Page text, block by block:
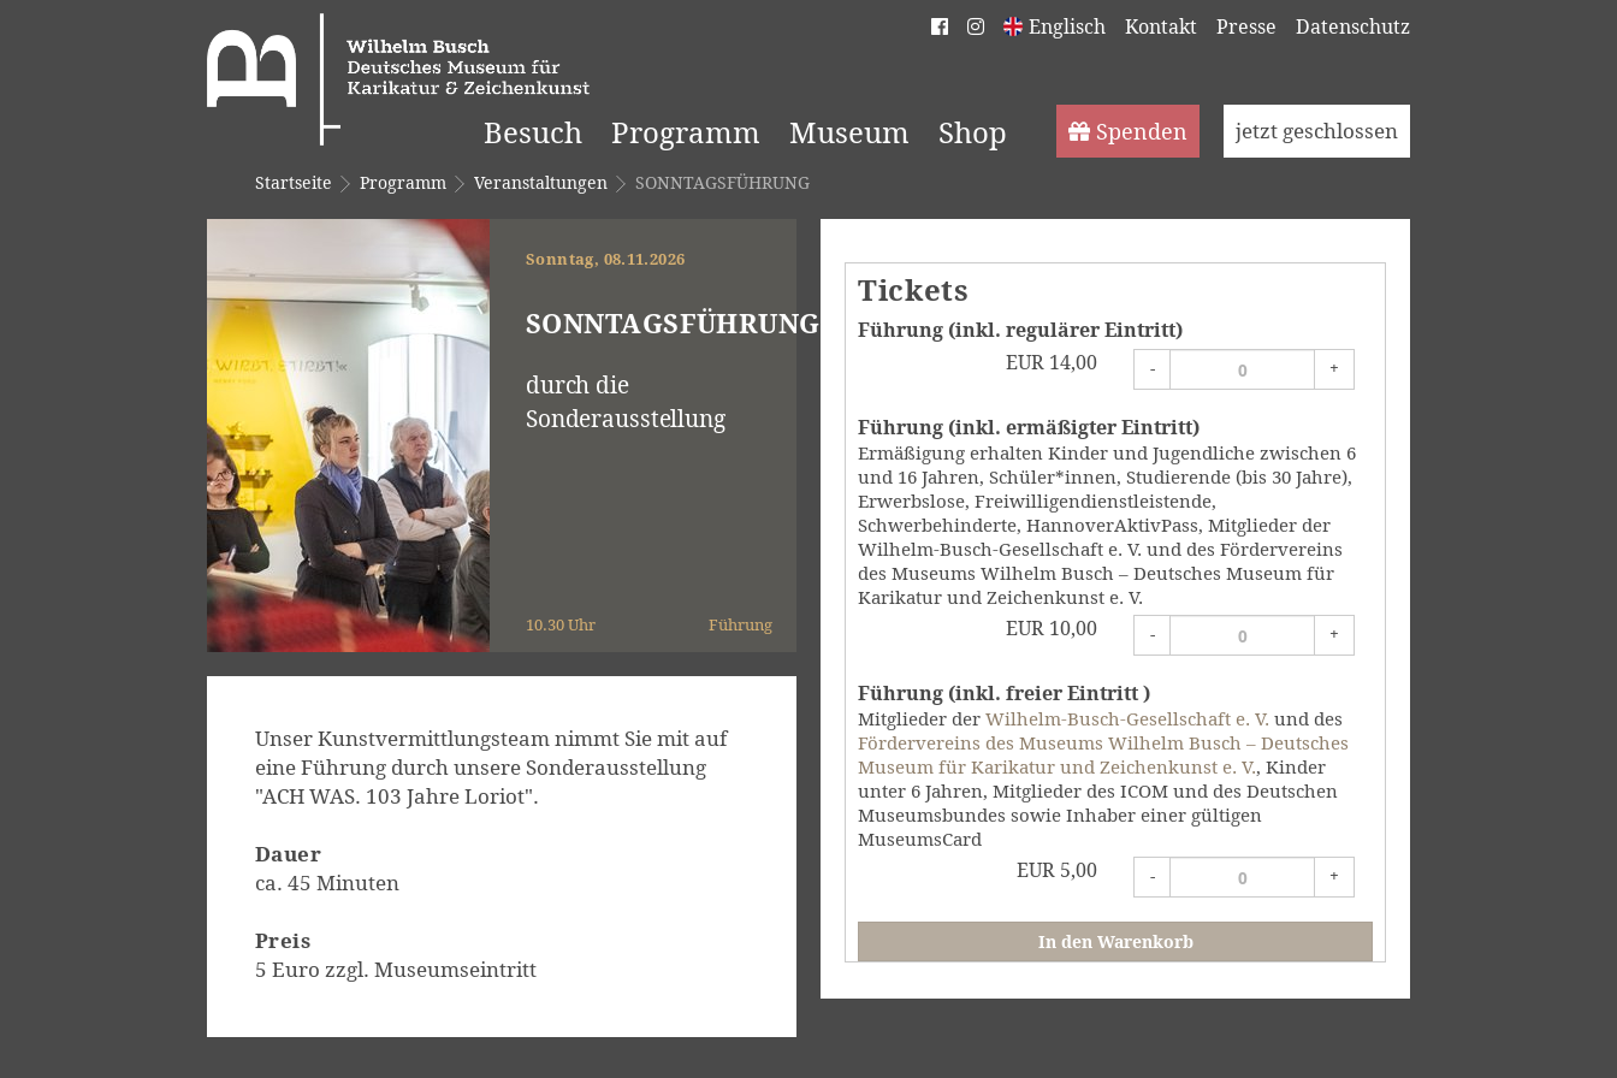
Spenden jetzt geschlossen
Besuch Programm Museum Shop
Englisch Kontakt Presse Datenschutz
Startseite Programm Veranstaltungen SONNTAGSFÜHRUNG
Sonntag, 08.11.2026
SONNTAGSFÜHRUNG
durch die
Sonderausstellung
Führung
10.30 Uhr
Unser Kunstvermittlungsteam nimmt Sie mit auf
eine Führung durch unsere Sonderausstellung
"ACH WAS. 103 Jahre Loriot".
Dauer
ca. 45 Minuten
Preis
5 Euro zzgl. Museumseintritt
Tickets
Führung (inkl. regulärer Eintritt)
EUR 14,00 - +
Führung (inkl. ermäßigter Eintritt)
Ermäßigung erhalten Kinder und Jugendliche zwischen 6
und 16 Jahren, Schüler*innen, Studierende (bis 30 Jahre),
Erwerbslose, Freiwilligendienstleistende,
Schwerbehinderte, HannoverAktivPass, Mitglieder der
Wilhelm-Busch-Gesellschaft e. V. und des Fördervereins
des Museums Wilhelm Busch – Deutsches Museum für
Karikatur und Zeichenkunst e. V.
EUR 10,00 - +
Führung (inkl. freier Eintritt )
Mitglieder der Wilhelm-Busch-Gesellschaft e. V. und des
Fördervereins des Museums Wilhelm Busch – Deutsches
Museum für Karikatur und Zeichenkunst e. V., Kinder
unter 6 Jahren, Mitglieder des ICOM und des Deutschen
Museumsbundes sowie Inhaber einer gültigen
MuseumsCard
EUR 5,00 - +
In den Warenkorb